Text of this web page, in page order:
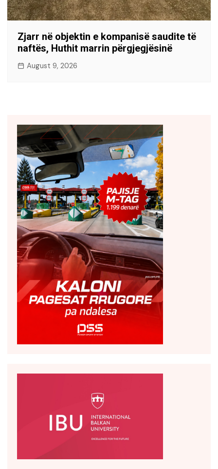
Zjarr në objektin e kompanisë saudite të
naftës, Huthit marrin përgjegjësinë
August 9, 2026